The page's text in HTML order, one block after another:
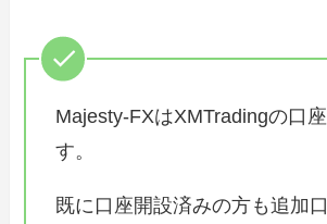
Majesty-FXはXMTradingの口
す。
既に口座開設済みの方も追加